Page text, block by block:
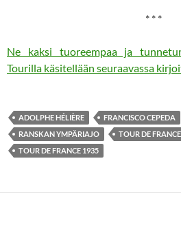
* * *
Ne kaksi tuoreempaa ja
Tourilla käsitellään seuraavassa
ADOLPHE HÉLIÈRE FRANCISCO CEPEDA
RANSKAN YMPÄRIAJO
TOUR DE FRANCE
TOUR DE FRANCE 1935